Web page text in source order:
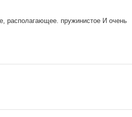
располагающее. пружинистое И очень